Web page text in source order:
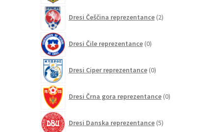
Dresi Češčina reprezentance 2izdelka
Dresi Čile reprezentance 0izdelkov
Dresi Ciper reprezentance 0izdelkov
Dresi Črna gora reprezentance 0izdelkov
Dresi Danska reprezentance 5izdelkov